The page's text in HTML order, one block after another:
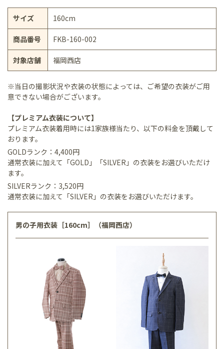
サイズ 160cm
商品番号 FKB-160-002
対象店舗 福岡西店
※当日の撮影状況や衣装の状態によっては、ご希望の衣装がご用
意できない場合がございます。
【プレミアム衣装について】
プレミアム衣装着用時には1家族様当たり、以下の料金を頂戴して
おります。
GOLDランク：4,400円
通常衣装に加えて「GOLD」「SILVER」の衣装をお選びいただけ
ます。
SILVERランク：3,520円
通常衣装に加えて「SILVER」の衣装をお選びいただけます。
男の子用衣装［160cm］（福岡西店）